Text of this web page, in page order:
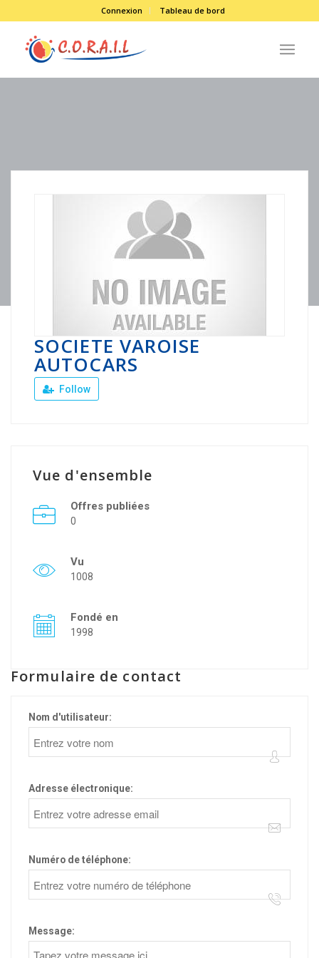
Connexion Tableau de bord
SOCIETE VAROISE
AUTOCARS
Follow
Vue d'ensemble
Offres publiées
0
Vu
1008
Fondé en
1998
Formulaire de contact
Nom d'utilisateur:
Adresse électronique:
Numéro de téléphone:
Message: